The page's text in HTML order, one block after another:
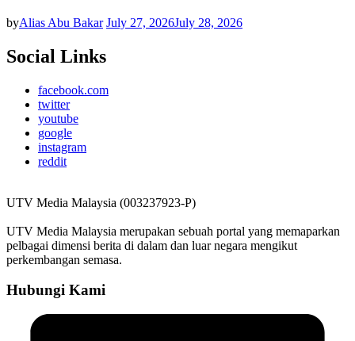
byAlias Abu Bakar July 27, 2026July 28, 2026
Social Links
facebook.com
twitter
youtube
google
instagram
reddit
UTV Media Malaysia (003237923-P)
UTV Media Malaysia merupakan sebuah portal yang memaparkan
pelbagai dimensi berita di dalam dan luar negara mengikut
perkembangan semasa.
Hubungi Kami